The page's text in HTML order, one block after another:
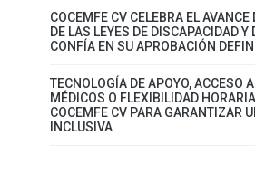
COCEMFE CV CELEBRA EL AVANCE
DE LAS LEYES DE DISCAPACIDAD Y
CONFÍA EN SU APROBACIÓN
TECNOLOGÍA DE APOYO, ACCESO
MÉDICOS O FLEXIBILIDAD
COCEMFE CV PARA GARANTIZAR
INCLUSIVA